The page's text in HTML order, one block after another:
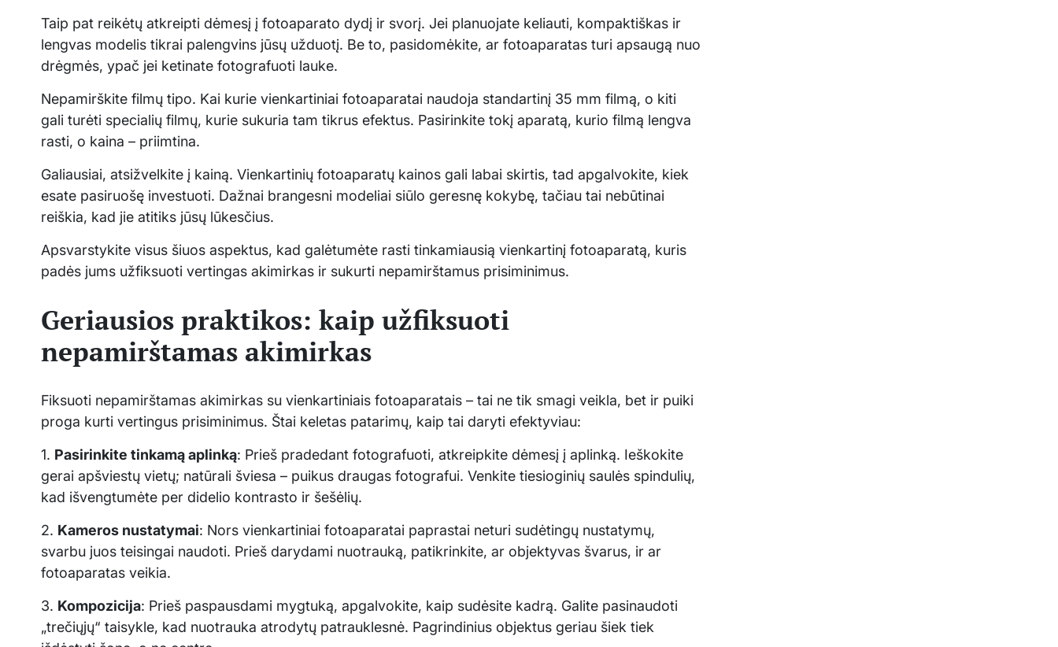
Taip pat reikėtų atkreipti dėmesį į fotoaparato dydį ir svorį. Jei planuojate keliauti, kompaktiškas ir
lengvas modelis tikrai palengvins jūsų užduotį. Be to, pasidomėkite, ar fotoaparatas turi apsaugą nuo
drėgmės, ypač jei ketinate fotografuoti lauke.
Nepamirškite filmų tipo. Kai kurie vienkartiniai fotoaparatai naudoja standartinį 35 mm filmą, o kiti
gali turėti specialių filmų, kurie sukuria tam tikrus efektus. Pasirinkite tokį aparatą, kurio filmą lengva
rasti, o kaina – priimtina.
Galiausiai, atsižvelkite į kainą. Vienkartinių fotoaparatų kainos gali labai skirtis, tad apgalvokite, kiek
esate pasiruošę investuoti. Dažnai brangesni modeliai siūlo geresnę kokybę, tačiau tai nebūtinai
reiškia, kad jie atitiks jūsų lūkesčius.
Apsvarstykite visus šiuos aspektus, kad galėtumėte rasti tinkamiausią vienkartinį fotoaparatą, kuris
padės jums užfiksuoti vertingas akimirkas ir sukurti nepamirštamus prisiminimus.
Geriausios praktikos: kaip užfiksuoti
nepamirštamas akimirkas
Fiksuoti nepamirštamas akimirkas su vienkartiniais fotoaparatais – tai ne tik smagi veikla, bet ir puiki
proga kurti vertingus prisiminimus. Štai keletas patarimų, kaip tai daryti efektyviau:
1. Pasirinkite tinkamą aplinką: Prieš pradedant fotografuoti, atkreipkite dėmesį į aplinką. Ieškokite
gerai apšviestų vietų; natūrali šviesa – puikus draugas fotografui. Venkite tiesioginių saulės spindulių,
kad išvengtumėte per didelio kontrasto ir šešėlių.
2. Kameros nustatymai: Nors vienkartiniai fotoaparatai paprastai neturi sudėtingų nustatymų,
svarbu juos teisingai naudoti. Prieš darydami nuotrauką, patikrinkite, ar objektyvas švarus, ir ar
fotoaparatas veikia.
3. Kompozicija: Prieš paspausdami mygtuką, apgalvokite, kaip sudėsite kadrą. Galite pasinaudoti
„trečiųjų“ taisykle, kad nuotrauka atrodytų patrauklesnė. Pagrindinius objektus geriau šiek tiek